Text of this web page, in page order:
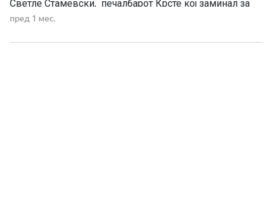
Светле Стамевски, печалбарот Крсте кој заминал за
Америка. Инаку, при крајот на 19-от и почетокот на 20-
Тетовско и еден од најсилните докази за
пред 1 мес.